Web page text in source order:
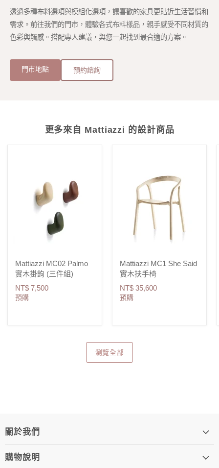
透過多種布料選項與模組化選項，讓喜歡的家具更貼近生活習慣和
需求。前往我們的門市，體驗各式布料樣品，親手感受不同材質的
色彩與觸感。搭配專人建議，與您一起找到最合適的方案。
門市地點 預約諮詢
更多來自 Mattiazzi 的設計商品
Mattiazzi MC02 Palmo
實木掛鉤 (三件組)
NT$ 7,500
預購
Mattiazzi MC1 She Said
實木扶手椅
NT$ 35,600
預購
瀏覽全部
關於我們
購物說明